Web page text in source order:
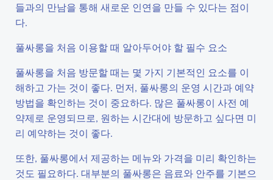
들과의 만남을 통해 새로운 인연을 만들 수 있다는 점이
다.
풀싸롱을 처음 이용할 때 알아두어야 할 필수 요소
풀싸롱을 처음 방문할 때는 몇 가지 기본적인 요소를 이
해하고 가는 것이 좋다. 먼저, 풀싸롱의 운영 시간과 예약
방법을 확인하는 것이 중요하다. 많은 풀싸롱이 사전 예
약제로 운영되므로, 원하는 시간대에 방문하고 싶다면 미
리 예약하는 것이 좋다.
또한, 풀싸롱에서 제공하는 메뉴와 가격을 미리 확인하는
것도 필요하다. 대부분의 풀싸롱은 음료와 안주를 기본으